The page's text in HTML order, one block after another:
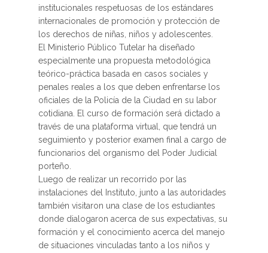
institucionales respetuosas de los estándares
internacionales de promoción y protección de
los derechos de niñas, niños y adolescentes.
El Ministerio Público Tutelar ha diseñado
especialmente una propuesta metodológica
teórico-práctica basada en casos sociales y
penales reales a los que deben enfrentarse los
oficiales de la Policía de la Ciudad en su labor
cotidiana. El curso de formación será dictado a
través de una plataforma virtual, que tendrá un
seguimiento y posterior examen final a cargo de
funcionarios del organismo del Poder Judicial
porteño.
Luego de realizar un recorrido por las
instalaciones del Instituto, junto a las autoridades
también visitaron una clase de los estudiantes
donde dialogaron acerca de sus expectativas, su
formación y el conocimiento acerca del manejo
de situaciones vinculadas tanto a los niños y